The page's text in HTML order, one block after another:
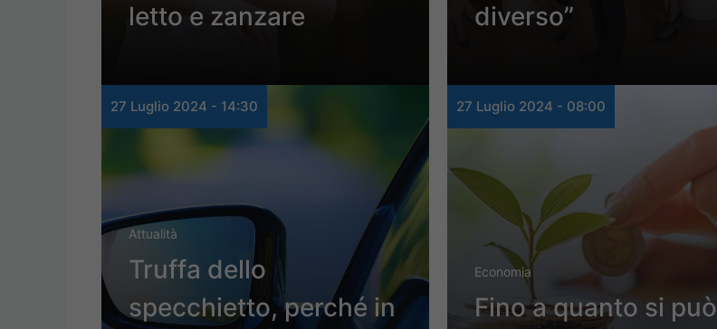
letto e zanzare
diverso”
27 Luglio 2024 - 14:30
Attualità
Truffa dello
specchietto, perché in
27 Luglio 2024 - 08:00
Economia
Fino a quanto si può